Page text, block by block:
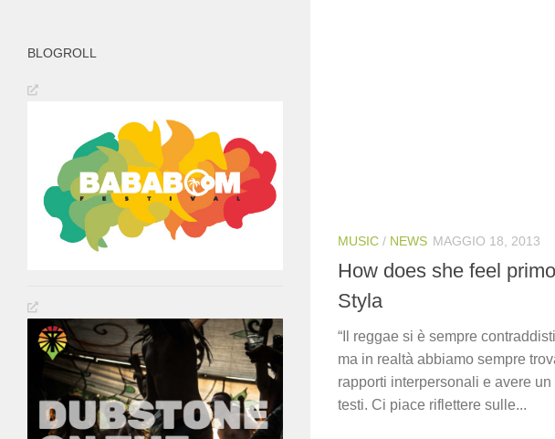
MUSIC / NEWS MAGGIO 18, 2013
How does she feel
Styla
“Il reggae si è sempre
ma in realtà abbiamo sempre
rapporti interpersonali e avere
testi. Ci piace riflettere sulle...
BLOGROLL